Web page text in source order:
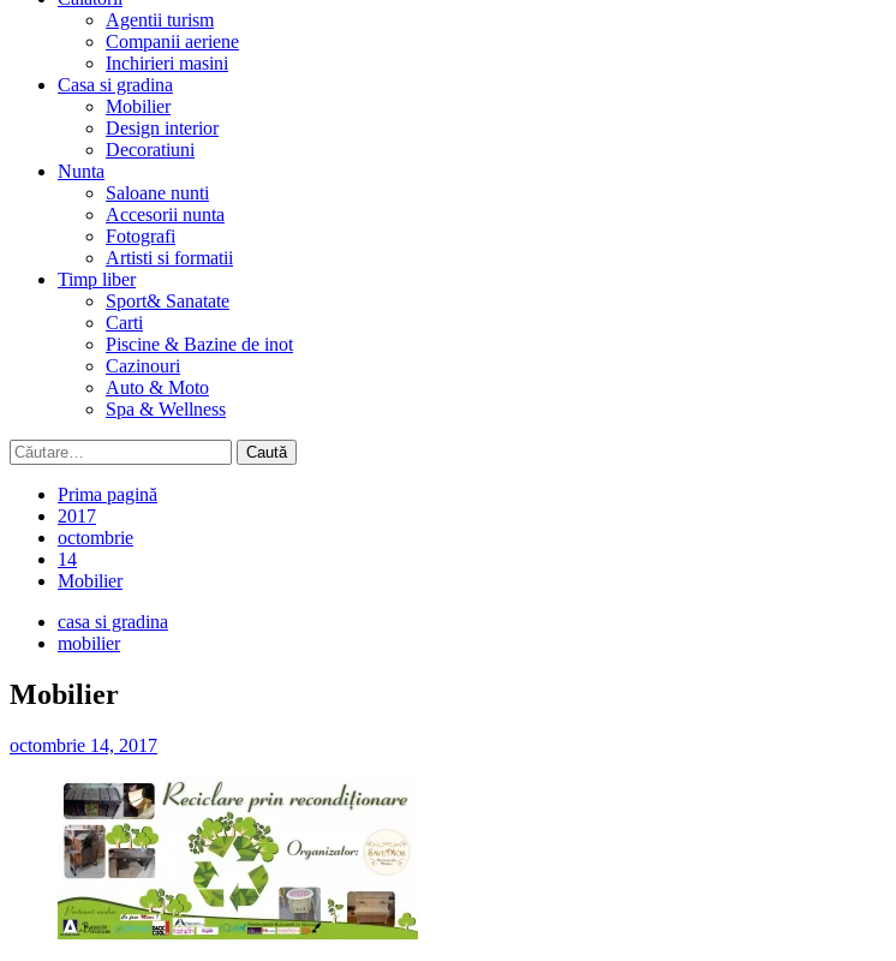
Agentii turism
Companii aeriene
Inchirieri masini
Casa si gradina
Mobilier
Design interior
Decoratiuni
Nunta
Saloane nunti
Accesorii nunta
Fotografi
Artisti si formatii
Timp liber
Sport& Sanatate
Carti
Piscine & Bazine de inot
Cazinouri
Auto & Moto
Spa & Wellness
Caută
după:
Prima pagină
2017
octombrie
14
Mobilier
casa si gradina
mobilier
Mobilier
octombrie 14, 2017